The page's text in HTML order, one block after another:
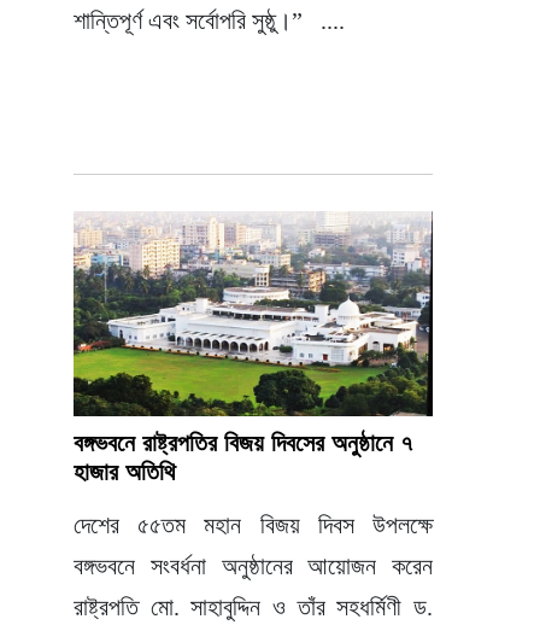
শান্তিপূর্ণ এবং সর্বোপরি সুষ্ঠু।” ....
বঙ্গভবনে রাষ্ট্রপতির বিজয় দিবসের অনুষ্ঠানে ৭
হাজার অতিথি
দেশের ৫৫তম মহান বিজয় দিবস উপলক্ষে
বঙ্গভবনে সংবর্ধনা অনুষ্ঠানের আয়োজন করেন
রাষ্ট্রপতি মো. সাহাবুদ্দিন ও তাঁর সহধর্মিণী ড.